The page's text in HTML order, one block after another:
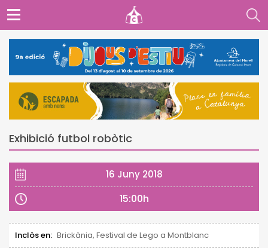
Exhibició futbol robòtic
16 Juny 2018
15:00h
Inclòs en: Brickània, Festival de Lego a Montblanc